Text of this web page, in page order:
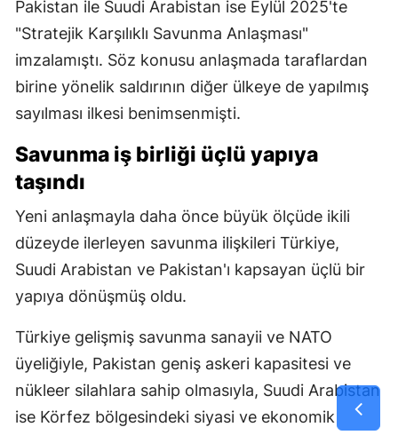
Pakistan ile Suudi Arabistan ise Eylül 2025'te
"Stratejik Karşılıklı Savunma Anlaşması"
imzalamıştı. Söz konusu anlaşmada taraflardan
birine yönelik saldırının diğer ülkeye de yapılmış
sayılması ilkesi benimsenmişti.
Savunma iş birliği üçlü yapıya
taşındı
Yeni anlaşmayla daha önce büyük ölçüde ikili
düzeyde ilerleyen savunma ilişkileri Türkiye,
Suudi Arabistan ve Pakistan'ı kapsayan üçlü bir
yapıya dönüşmüş oldu.
Türkiye gelişmiş savunma sanayii ve NATO
üyeliğiyle, Pakistan geniş askeri kapasitesi ve
nükleer silahlara sahip olmasıyla, Suudi Arabistan
ise Körfez bölgesindeki siyasi ve ekonomik